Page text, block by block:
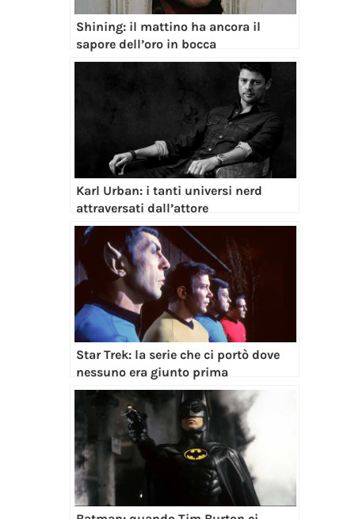
Shining: il mattino ha ancora il
sapore dell’oro in bocca
Karl Urban: i tanti universi nerd
attraversati dall’attore
Star Trek: la serie che ci portò dove
nessuno era giunto prima